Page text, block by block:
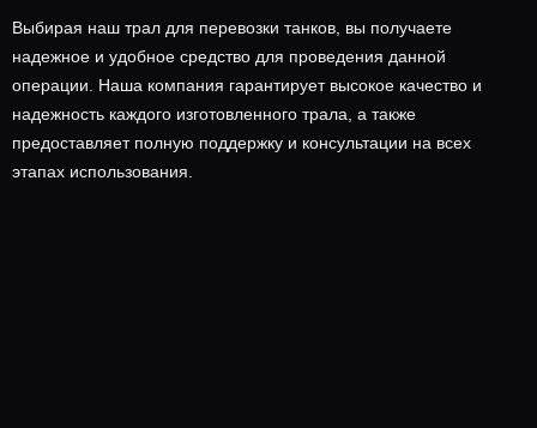
Выбирая наш трал для перевозки танков, вы получаете
надежное и удобное средство для проведения данной
операции. Наша компания гарантирует высокое качество и
надежность каждого изготовленного трала, а также
предоставляет полную поддержку и консультации на всех
этапах использования.